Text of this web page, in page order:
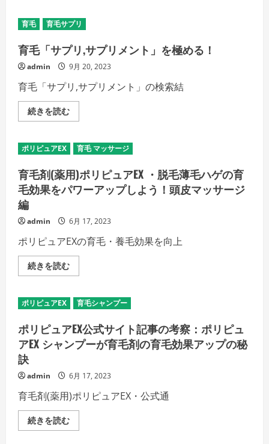
い
細
を
覧
く
だ
さ
い
を
極
る！
の
詳
細
ご
く
だ
さ
育毛 育毛サプリ
育毛「サプリ,サプリメント」を極める！
admin 9月 20, 2023
育毛「サプリ,サプリメント」の検索結
続きを読む育
毛
リ,
サ
リ
メ
ン
ト」
め
る！
の
詳
細
を
覧
だ
さ
い
ポリピュアEX 育毛 マッサージ
育毛剤(薬用)ポリピュアEX ・脱毛薄毛ハゲの育
毛効果をパワーアップしよう！頭皮マッサージ
編
admin 6月 17, 2023
ポリピュアEXの育毛・養毛効果を向上
続きを読む育
毛
用)
ポ
ピ
ュ
ア
EX
毛
薄
毛
ハ
ゲ
の
毛
ポリピュアEX 育毛シャンプー
ポリピュアEX公式サイト記事の考察：ポリピュ
アEX シャンプーが育毛剤の育毛効果アップの秘
訣
admin 6月 17, 2023
育毛剤(薬用)ポリピュアEX・公式通
続きを読むポ
リ